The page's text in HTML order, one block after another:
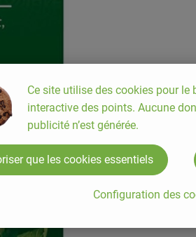
Ce site utilise des cookies pour
interactive des points. Aucune
publicité n’est générée.
Configuration des
que les cookies essentiels